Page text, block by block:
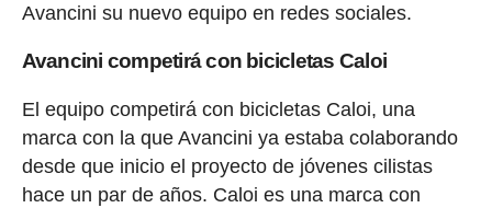
Avancini su nuevo equipo en redes sociales.
Avancini competirá con bicicletas Caloi
El equipo competirá con bicicletas Caloi, una
marca con la que Avancini ya estaba colaborando
desde que inicio el proyecto de jóvenes cilistas
hace un par de años. Caloi es una marca con